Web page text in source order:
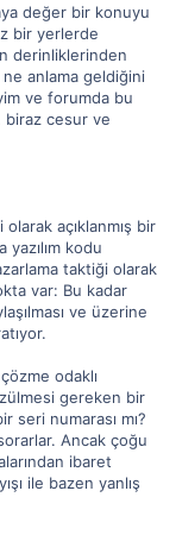
değer bir konuyu
bir yerlerde
derinliklerinden
anlama geldiğini
ve forumda bu
biraz cesur ve
açıklanmış bir
kodu
taktiği olarak
var: Bu kadar
ve üzerine
odaklı
gereken bir
seri numarası mı?
Ancak çoğu
ibaret
ile bazen yanlış